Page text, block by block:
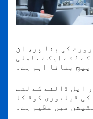
کی بنا پر، ان
لئے ایک تعاملی
پیج بنانا اہم ہے۔
ایل ڈالنے کے لئے
ڈیلیوری کوڈ کا
میں عظیم ہے۔